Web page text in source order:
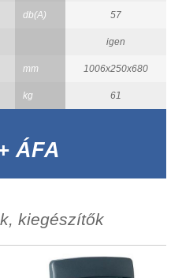
db(A) 57
igen
mm 1006x250x680
kg 61
ÁFA
kiegészítők